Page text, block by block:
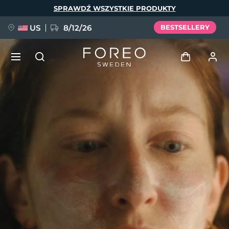
SPRAWDŹ WSZYSTKIE PRODUKTY
US 8/12/26 BESTSELLERY
Zaloguj
Profil użytkownika
Moje urządzenia
Moje zamówienia
Moje adresy
Moje subskrypcje
FAQ™ Pure Beauty-Tech Elixir
BREAKING NEWS
issa™ Teeth Whitening Set
Deutsch
Español
Português
简体中文 繁體中文